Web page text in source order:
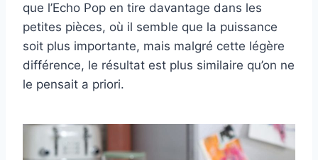
que l’Echo Pop en tire davantage dans les
petites pièces, où il semble que la puissance
soit plus importante, mais malgré cette légère
différence, le résultat est plus similaire qu’on ne
le pensait a priori.